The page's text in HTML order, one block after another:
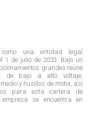
una entidad legal
de julio de 2023. Bajo un
grandes reúne
de bajo a alto voltaje,
y husillos de motor, así
para esta cartera de
se encuentra en